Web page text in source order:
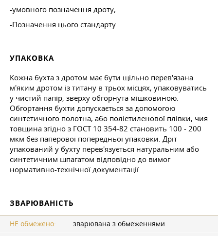
-умовного позначення дроту;
-Позначення цього стандарту.
УПАКОВКА
Кожна бухта з дротом має бути щільно перев'язана
м'яким дротом із титану в трьох місцях, упаковуватись
у чистий папір, зверху обгорнута мішковиною.
Обгортання бухти допускається за допомогою
синтетичного полотна, або поліетиленової плівки, чия
товщина згідно з ГОСТ 10 354-82 становить 100 - 200
мкм без паперової попередньої упаковки. Дріт
упакований у бухту перев'язується натуральним або
синтетичним шпагатом відповідно до вимог
нормативно-технічної документації.
ЗВАРЮВАНІСТЬ
НЕ обмежено:
зварювана з обмеженнями